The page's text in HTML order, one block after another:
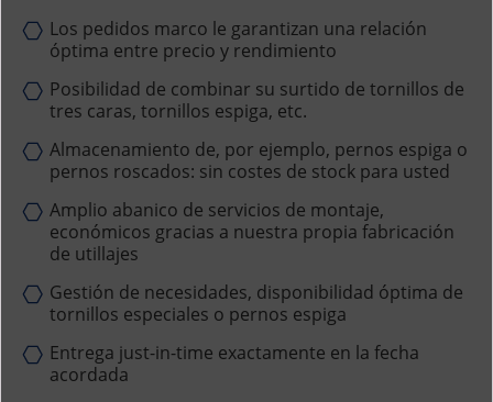
Los pedidos marco le garantizan una relación
óptima entre precio y rendimiento
Posibilidad de combinar su surtido de tornillos de
tres caras, tornillos espiga, etc.
Almacenamiento de, por ejemplo, pernos espiga o
pernos roscados: sin costes de stock para usted
Amplio abanico de servicios de montaje,
económicos gracias a nuestra propia fabricación
de utillajes
Gestión de necesidades, disponibilidad óptima de
tornillos especiales o pernos espiga
Entrega just-in-time exactamente en la fecha
acordada